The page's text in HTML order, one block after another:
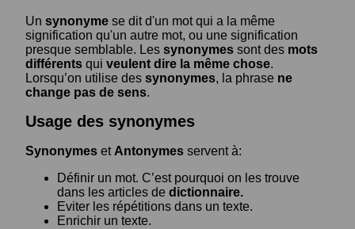
Un synonyme se dit d'un mot qui a la même
signification qu'un autre mot, ou une signification
presque semblable. Les synonymes sont des mots
différents qui veulent dire la même chose.
Lorsqu’on utilise des synonymes, la phrase ne
change pas de sens.
Usage des synonymes
Synonymes et Antonymes servent à:
Définir un mot. C’est pourquoi on les trouve
dans les articles de dictionnaire.
Eviter les répétitions dans un texte.
Enrichir un texte.